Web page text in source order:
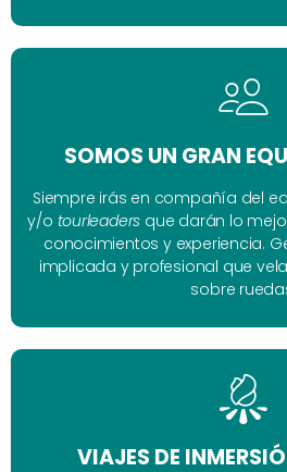
SOMOS UN GRAN
Siempre irás en compañía del
y/o tourleaders que darán lo
conocimientos y experiencia.
implicada y profesional que
sobre
VIAJES DE